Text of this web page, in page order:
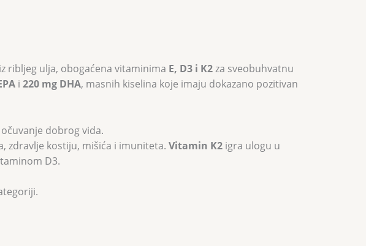
ribljeg ulja, obogaćena vitaminima E, D3 i K2za sveobuhvatnu
i 220 mg DHA, masnih kiselina koje imaju dokazano pozitivan
dobrog vida.
zdravlje kostiju, mišića i imuniteta. Vitamin K2 igra ulogu u
D3.